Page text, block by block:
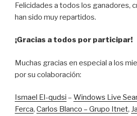
Felicidades a todos los ganadores,
han sido muy repartidos.
¡Gracias a todos por participar!
Muchas gracias en especial a los
por su colaboración:
Ismael El-qudsi – Windows Live
Ferca, Carlos Blanco – Grupo Itnet,